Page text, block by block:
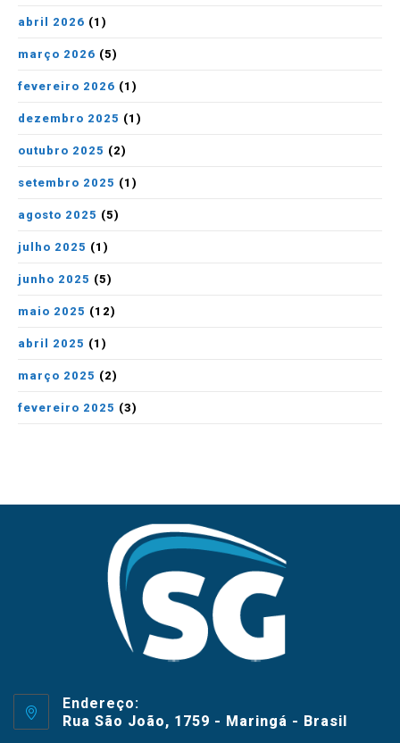
abril 2026 (1)
março 2026 (5)
fevereiro 2026 (1)
dezembro 2025 (1)
outubro 2025 (2)
setembro 2025 (1)
agosto 2025 (5)
julho 2025 (1)
junho 2025 (5)
maio 2025 (12)
abril 2025 (1)
março 2025 (2)
fevereiro 2025 (3)
Endereço:
Rua São João, 1759 - Maringá - Brasil